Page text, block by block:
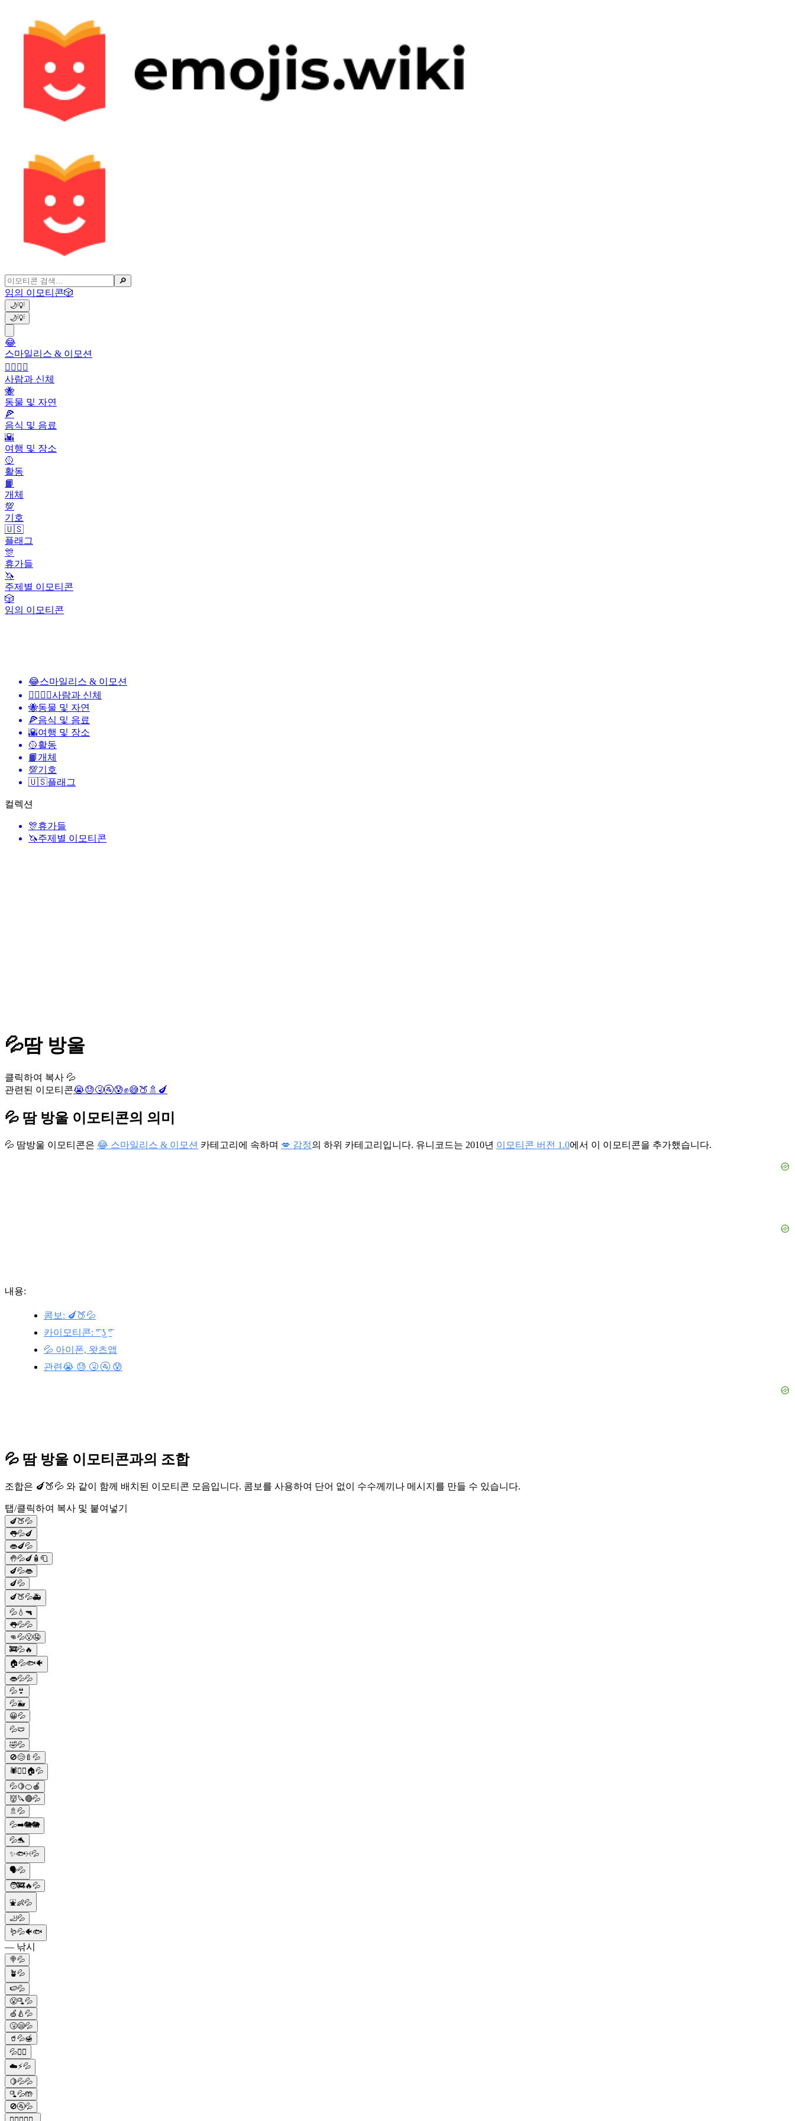
🔎
임의 이모티콘🎲
🌙💡
🌙💡
😂
스마일리스 & 이모션
👩‍❤️‍💋‍👨
사람과 신체
🐝
동물 및 자연
🍕
음식 및 음료
🌇
여행 및 장소
🥎
활동
📙
개체
💯
기호
🇺🇸
플래그
🎊
휴가들
🦄
주제별 이모티콘
🎲
임의 이모티콘
😂스마일리스 & 이모션
👩‍❤️‍💋‍👨사람과 신체
🐝동물 및 자연
🍕음식 및 음료
🌇여행 및 장소
🥎활동
📙개체
💯기호
🇺🇸플래그
컬렉션
🎊휴가들
🦄주제별 이모티콘
💦땀 방울
클릭하여 복사 💦
관련된 이모티콘😭😓🤧🚰😰✊😅🍑 🚿 🍆
💦 땀 방울 이모티콘의 의미
💦 땀방울 이모티콘은 😂 스마일리스 & 이모션 카테고리에 속하며 💋 감정의 하위 카테고리입니다. 유니코드는 2010년 이모티콘 버전 1.0에서 이 이모티콘을 추가했습니다.
내용:
콤보: 🍆🍑💦
카이모티콘: ͡° ͜ʖ ͡°
💦 아이폰, 왓츠앱
관련😭 😓 🤧 🚰 😰
💦 땀 방울 이모티콘과의 조합
조합은 🍆🍑💦 와 같이 함께 배치된 이모티콘 모음입니다. 콤보를 사용하여 단어 없이 수수께끼나 메시지를 만들 수 있습니다.
탭/클릭하여 복사 및 붙여넣기
🍆🍑💦
👅💦🍆
👄🍆💦
🤚💦🍆🧴🧻
🍆💦👄
🍆💦
🍆🍑💦🚑
💦💧🔫
👅💦💦
👊💦😮🤤
🚒💦🔥
🏠💦🐟🐠
👄💦💦
💦👙
💦🐳
😀💦
💦🩲
🤣💦
🚫😢🍼💦
🕷️🚶‍♂️🏠💦
💦🍋🍊🍎
👹🔪🔴💦
🚿💦
💦➡️🐘🐘
💦🐬
✨🐟♓💦
🗣️💦
🧑‍🚒🔥💦
⛲👶💦
🦶💦
🪱💦🐠🐟
— 낚시
🍭💦
🪴💦
🍉💦
😤🫗💦
🍏🍐💦
🤧😪💦
🥤💦🍯
💦🏊‍♂️
☁️⚡💦
🍋💦💦
🫗💦🤲
🚫🚰💦